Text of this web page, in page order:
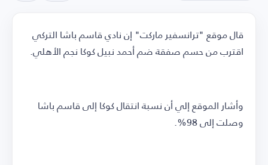
قال موقع "ترانسفير ماركت" إن نادي قاسم باشا التركي
اقترب من حسم صفقة ضم أحمد نبيل كوكا نجم الأهلي.
وأشار الموقع إلي أن نسبة انتقال كوكا إلى قاسم باشا
وصلت إلى 98%.